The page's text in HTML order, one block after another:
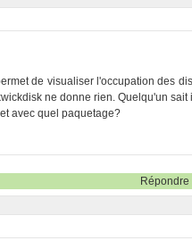
de visualiser l'occupation des
ne donne rien. Quelqu'un
avec quel paquetage?
Répondre